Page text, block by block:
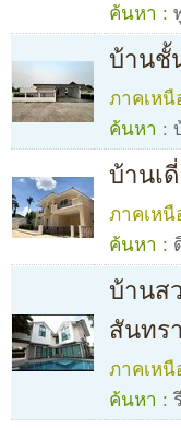
ค้นหา :
บ้านชั้
ภาคเหนื
ค้นหา :
บ้านเ
ภาคเหนื
ค้นหา :
บ้านส
สันทร
ภาคเหนื
ค้นหา :